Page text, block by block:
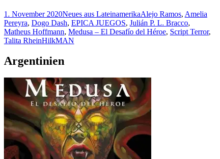
1. November 2020Neues aus LateinamerikaAlejo Ramos, Amelia
Pereyra, Dogo Dash, EPICA JUEGOS, Julián P. L. Bracco,
Matheus Hoffmann, Medusa – El Desafío del Héroe, Script Terror,
Talita RheinHilkMAN
Argentinien